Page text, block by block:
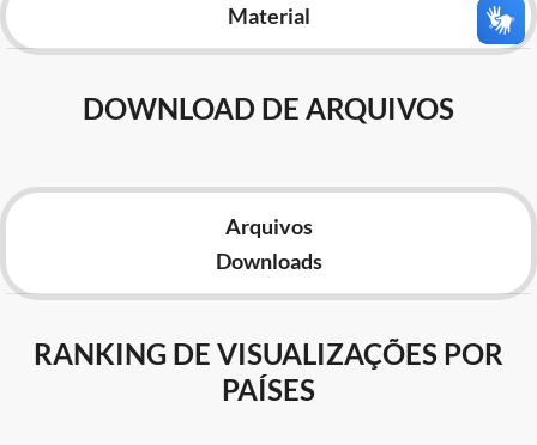
Material
DOWNLOAD DE ARQUIVOS
Arquivos
Downloads
RANKING DE VISUALIZAÇÕES POR
PAÍSES